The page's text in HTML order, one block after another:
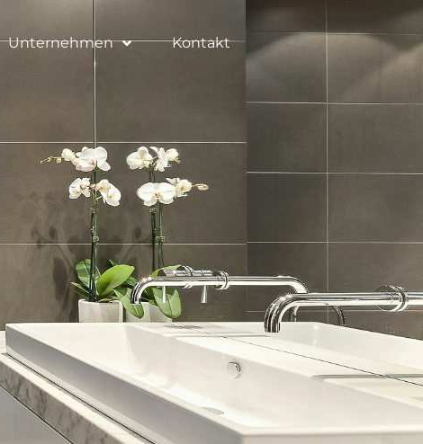
Unternehmen Kontakt